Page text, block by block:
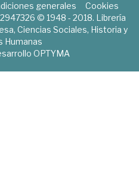
generales
Cookies
© 1948 - 2018. Librería
Ciencias Sociales, Historia y
Humanas
OPTYMA